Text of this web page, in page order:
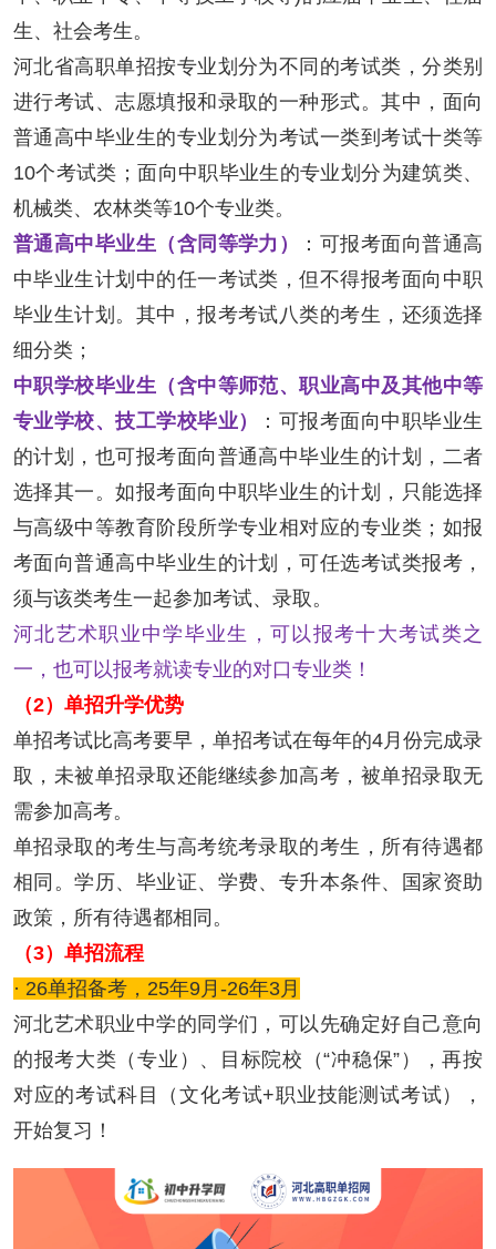
生、社会考生。
河北省高职单招按专业划分为不同的考试类，分类别
进行考试、志愿填报和录取的一种形式。其中，面向
普通高中毕业生的专业划分为考试一类到考试十类等
10个考试类；面向中职毕业生的专业划分为建筑类、
机械类、农林类等10个专业类。
普通高中毕业生（含同等学力）
：可报考面向普通高
中毕业生计划中的任一考试类，但不得报考面向中职
毕业生计划。其中，报考考试八类的考生，还须选择
细分类；
中职学校毕业生（含中等师范、职业高中及其他中等
专业学校、技工学校毕业）
：可报考面向中职毕业生
的计划，也可报考面向普通高中毕业生的计划，二者
选择其一。如报考面向中职毕业生的计划，只能选择
与高级中等教育阶段所学专业相对应的专业类；如报
考面向普通高中毕业生的计划，可任选考试类报考，
须与该类考生一起参加考试、录取。
河北艺术职业中学毕业生，可以报考十大考试类之
一，也可以报考就读专业的对口专业类！
（2）单招升学优势
单招考试比高考要早，单招考试在每年的4月份完成录
取，未被单招录取还能继续参加高考，被单招录取无
需参加高考。
单招录取的考生与高考统考录取的考生，所有待遇都
相同。学历、毕业证、学费、专升本条件、国家资助
政策，所有待遇都相同。
（3） 单招流程
· 26单招备考，25年9月-26年3月
河北艺术职业中学的同学们，可以先确定好自己意向
的报考大类（专业）、目标院校（“冲稳保”），再按
对应的考试科目（文化考试+职业技能测试考试），
开始复习！